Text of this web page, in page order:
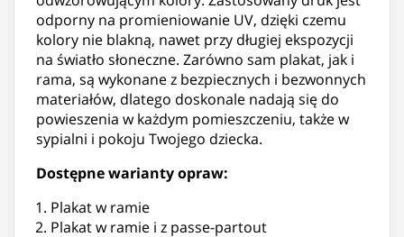
odporny na promieniowanie UV, dzięki czemu
kolory nie blakną, nawet przy długiej ekspozycji
na światło słoneczne. Zarówno sam plakat, jak i
rama, są wykonane z bezpiecznych i bezwonnych
materiałów, dlatego doskonale nadają się do
powieszenia w każdym pomieszczeniu, także w
sypialni i pokoju Twojego dziecka.
Dostępne warianty opraw:
Plakat w ramie
Plakat w ramie i z passe-partout